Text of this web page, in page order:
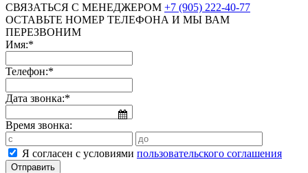
СВЯЗАТЬСЯ С МЕНЕДЖЕРОМ +7 (905) 222-40-77
ОСТАВЬТЕ НОМЕР ТЕЛЕФОНА И МЫ ВАМ
ПЕРЕЗВОНИМ
Имя:*
Телефон:*
Дата звонка:*
Время звонка:
Я согласен с условиями пользовательского соглашения